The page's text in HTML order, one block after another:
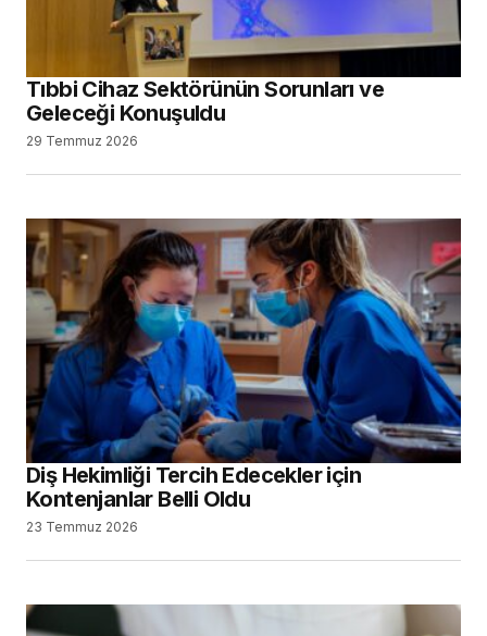
Tıbbi Cihaz Sektörünün Sorunları ve
Geleceği Konuşuldu
29 Temmuz 2026
Diş Hekimliği Tercih Edecekler için
Kontenjanlar Belli Oldu
23 Temmuz 2026